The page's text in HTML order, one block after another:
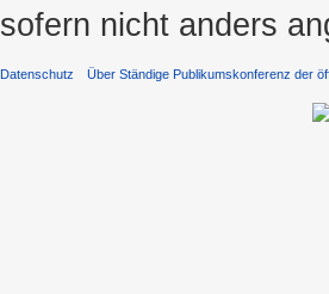
sofern nicht anders
Datenschutz Über Ständige Publikumskonferenz der